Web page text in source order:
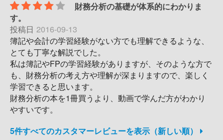
財務分析の基礎が体系的にわかりま
す。
投稿日 2016-09-13
簿記や会計の学習経験がない方でも理解できるような、
とても丁寧な解説でした。
私は簿記やFPの学習経験がありますが、そのような方で
も、財務分析の考え方や理解が深まりますので、楽しく
学習できると思います。
財務分析の本を1冊買うより、動画で学んだ方がわかり
やすいです。
5件すべてのカスタマーレビューを表示（新しい順）